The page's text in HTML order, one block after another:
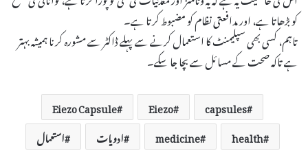
کو بڑھاتا ہے، اور مدافعتی نظام کو مضبوط کرتا ہے۔
تاہم، کسی بھی سپلیمنٹ کا استعمال کرنے سے پہلے ڈاکٹر سے مشورہ کرنا ہمیشہ بہتر
ہے تاکہ صحت کے مسائل سے بچا جا سکے۔
capsules
Eiezo
Eiezo Capsule
health
medicine ادویات
استعمال